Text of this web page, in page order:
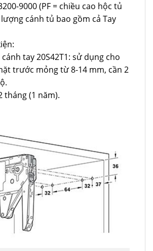
9000 (PF = chiều cao hộc tủ
cánh tủ bao gồm cả Tay
tay 20S42T1: sử dụng cho
trước mỏng từ 8-14 mm, cần 2
tháng (1 năm).